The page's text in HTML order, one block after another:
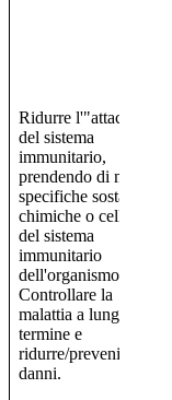
Ridurre l'"attacco"
del sistema
immunitario,
prendendo di mira
specifiche sostanze
chimiche o cellule
del sistema
immunitario
dell'organismo.
Controllare la
malattia a lungo
termine e
ridurre/prevenire i
danni.